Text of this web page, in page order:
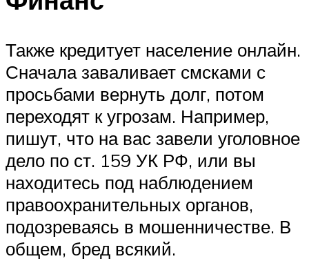
Также кредитует население онлайн.
Сначала заваливает смсками с
просьбами вернуть долг, потом
переходят к угрозам. Например,
пишут, что на вас завели уголовное
дело по ст. 159 УК РФ, или вы
находитесь под наблюдением
правоохранительных органов,
подозреваясь в мошенничестве. В
общем, бред всякий.